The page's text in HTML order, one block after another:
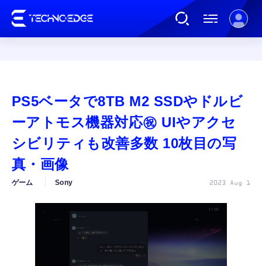
AI
ガジェット
公式ストア
PS5ベータで8TB M2 SSDやドルビ
ーアトモス機器対応㊗ UIやアクセ
シビリティも改善多数 10枚目の写
真・画像
ゲーム Sony 2023 Aug 1